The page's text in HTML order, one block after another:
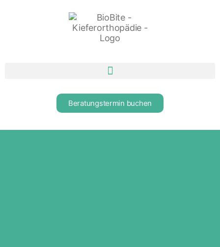
Beratungstermin buchen